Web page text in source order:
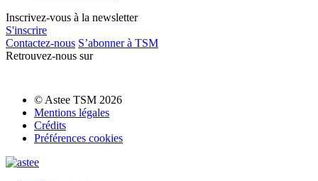
Inscrivez-vous à la newsletter
S'inscrire
Contactez-nous S’abonner à TSM
Retrouvez-nous sur
© Astee TSM 2026
Mentions légales
Crédits
Préférences cookies